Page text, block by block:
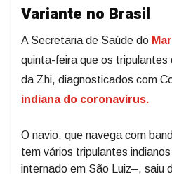
Variante no Brasil
A Secretaria de Saúde do
quinta-feira que os tripulantes
da Zhi, diagnosticados com
indiana do coronavírus.
O navio, que navega com
tem vários tripulantes
internado em São Luiz–, saiu